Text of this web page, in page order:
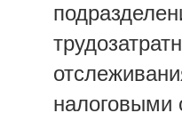
налоговыми